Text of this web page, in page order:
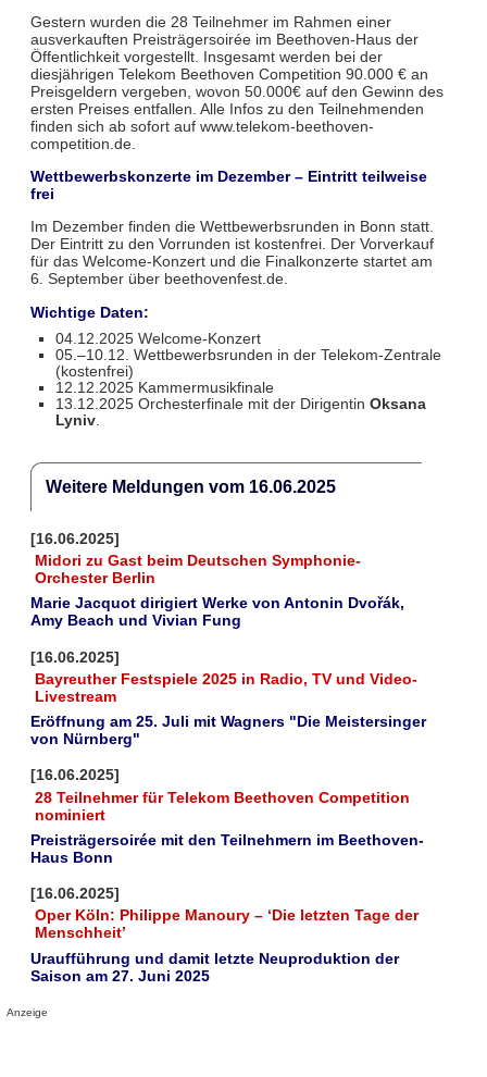
Gestern wurden die 28 Teilnehmer im Rahmen einer
ausverkauften Preisträgersoirée im Beethoven-Haus der
Öffentlichkeit vorgestellt. Insgesamt werden bei der
diesjährigen Telekom Beethoven Competition 90.000 € an
Preisgeldern vergeben, wovon 50.000€ auf den Gewinn des
ersten Preises entfallen. Alle Infos zu den Teilnehmenden
finden sich ab sofort auf www.telekom-beethoven-
competition.de.
Wettbewerbskonzerte im Dezember – Eintritt teilweise
frei
Im Dezember finden die Wettbewerbsrunden in Bonn statt.
Der Eintritt zu den Vorrunden ist kostenfrei. Der Vorverkauf
für das Welcome-Konzert und die Finalkonzerte startet am
6. September über beethovenfest.de.
Wichtige Daten:
04.12.2025 Welcome-Konzert
05.–10.12. Wettbewerbsrunden in der Telekom-Zentrale
(kostenfrei)
12.12.2025 Kammermusikfinale
13.12.2025 Orchesterfinale mit der DirigentinOksana
Lyniv.
Weitere Meldungen vom 16.06.2025
[16.06.2025]
Midori zu Gast beim Deutschen Symphonie-
Orchester Berlin
Marie Jacquot dirigiert Werke von Antonin Dvořák,
Amy Beach und Vivian Fung
[16.06.2025]
Bayreuther Festspiele 2025 in Radio, TV und Video-
Livestream
Eröffnung am 25. Juli mit Wagners "Die Meistersinger
von Nürnberg"
[16.06.2025]
28 Teilnehmer für Telekom Beethoven Competition
nominiert
Preisträgersoirée mit den Teilnehmern im Beethoven-
Haus Bonn
[16.06.2025]
Oper Köln: Philippe Manoury – ‘Die letzten Tage der
Menschheit’
Uraufführung und damit letzte Neuproduktion der
Saison am 27. Juni 2025
Anzeige